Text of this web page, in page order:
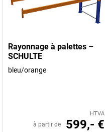
Rayonnage à palettes –
SCHULTE
bleu/orange
HTVA
à partir de 599,- €